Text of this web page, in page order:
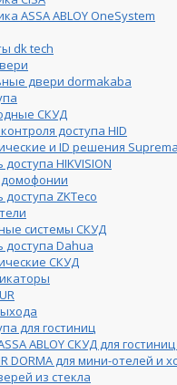
ASSA ABLOY OneSystem
dk tech
двери dormakaba
СКУД
доступа HID
и ID решения Suprema
HIKVISION
доступа ZKTeco
системы СКУД
доступа Dahua
СКУД
для гостиниц
ABLOY СКУД для
DORMA для мини-отелей и
из стекла